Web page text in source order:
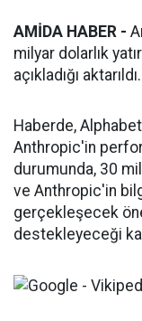
AMİDA HABER -
milyar dolarlık
açıkladığı aktarıldı.
Haberde,
Anthropic'in
durumunda, 30
ve Anthropic'in
gerçekleşecek
destekleyeceği